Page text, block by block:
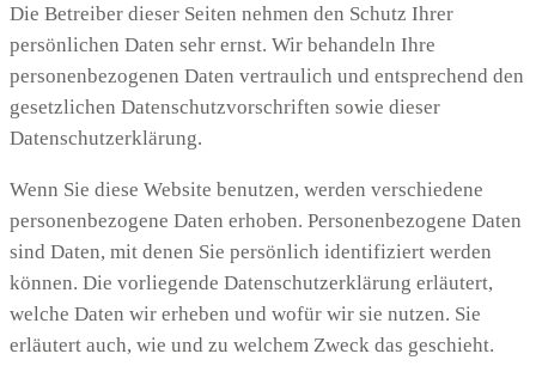
Die Betreiber dieser Seiten nehmen den Schutz Ihrer
persönlichen Daten sehr ernst. Wir behandeln Ihre
personenbezogenen Daten vertraulich und entsprechend den
gesetzlichen Datenschutzvorschriften sowie dieser
Datenschutzerklärung.
Wenn Sie diese Website benutzen, werden verschiedene
personenbezogene Daten erhoben. Personenbezogene Daten
sind Daten, mit denen Sie persönlich identifiziert werden
können. Die vorliegende Datenschutzerklärung erläutert,
welche Daten wir erheben und wofür wir sie nutzen. Sie
erläutert auch, wie und zu welchem Zweck das geschieht.